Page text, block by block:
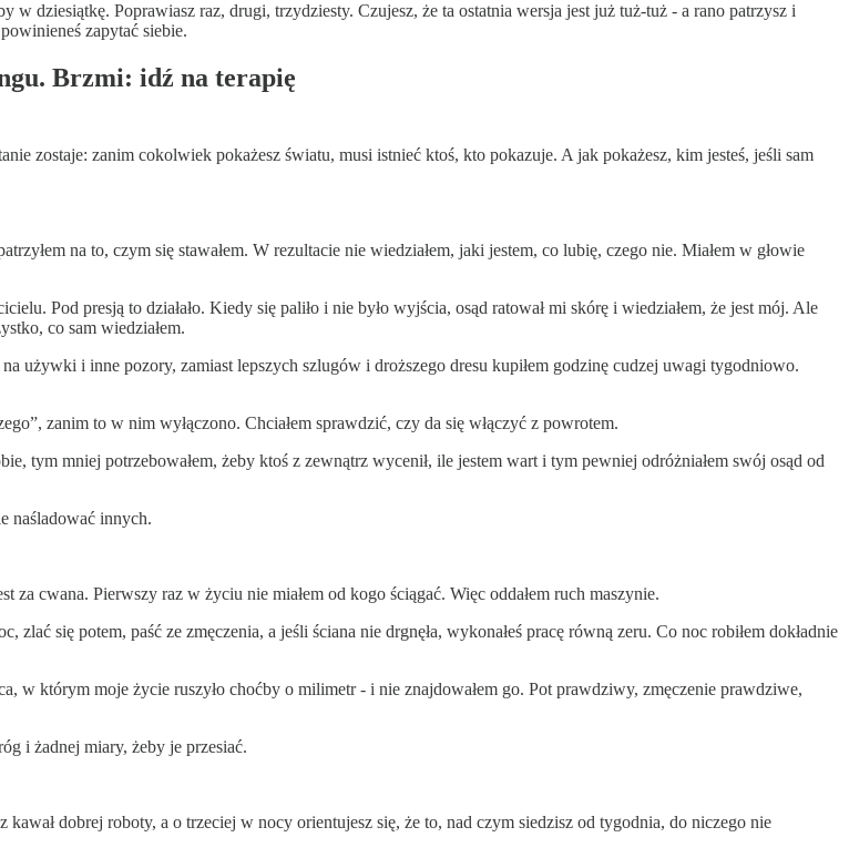
dziesiątkę. Poprawiasz raz, drugi, trzydziesty. Czujesz, że ta ostatnia wersja jest już tuż-tuż - a rano patrzysz i
zapytać siebie.
Brzmi: idź na terapię
zostaje: zanim cokolwiek pokażesz światu, musi istnieć ktoś, kto pokazuje. A jak pokażesz, kim jesteś, jeśli sam
na to, czym się stawałem. W rezultacie nie wiedziałem, jaki jestem, co lubię, czego nie. Miałem w głowie
Pod presją to działało. Kiedy się paliło i nie było wyjścia, osąd ratował mi skórę i wiedziałem, że jest mój. Ale
co sam wiedziałem.
używki i inne pozory, zamiast lepszych szlugów i droższego dresu kupiłem godzinę cudzej uwagi tygodniowo.
zanim to w nim wyłączono. Chciałem sprawdzić, czy da się włączyć z powrotem.
tym mniej potrzebowałem, żeby ktoś z zewnątrz wycenił, ile jestem wart i tym pewniej odróżniałem swój osąd od
naśladować innych.
cwana. Pierwszy raz w życiu nie miałem od kogo ściągać. Więc oddałem ruch maszynie.
zlać się potem, paść ze zmęczenia, a jeśli ściana nie drgnęła, wykonałeś pracę równą zeru. Co noc robiłem dokładnie
w którym moje życie ruszyło choćby o milimetr - i nie znajdowałem go. Pot prawdziwy, zmęczenie prawdziwe,
i żadnej miary, żeby je przesiać.
dobrej roboty, a o trzeciej w nocy orientujesz się, że to, nad czym siedzisz od tygodnia, do niczego nie